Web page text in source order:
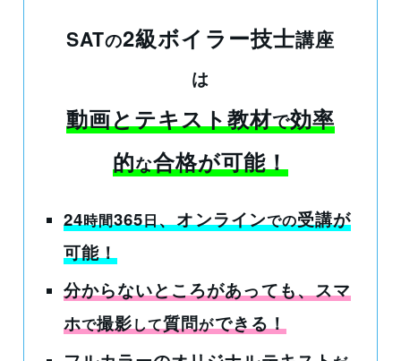
SATの2級ボイラー技士講座
は
動画とテキスト教材で効率
的な合格が可能！
24時間365日、オンラインでの受講が
可能！
分からないところがあっても、スマ
ホで撮影して質問ができる！